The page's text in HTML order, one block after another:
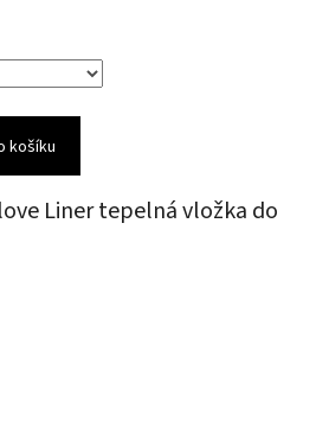
košíku
Liner tepelná vložka do